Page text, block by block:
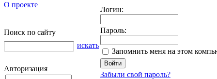
О проекте
Поиск по сайту
искать
Авторизация
Логин:
Пароль:
Запомнить меня на этом
Забыли свой пароль?